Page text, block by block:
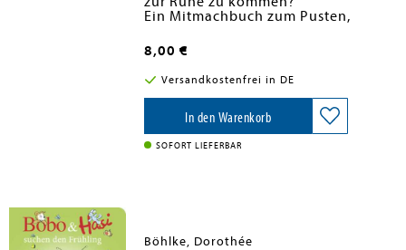
Ein Mitmachbuch zum Pusten,
Pappbilderbuch mit 3
Achtsamkeitsübungen als
BuchBONUS,
8,00 €
Versandkostenfrei in DE
In den Warenkorb
SOFORT LIEFERBAR
Böhlke, Dorothée